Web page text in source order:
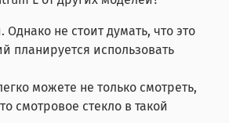
не стоит думать, что это
планируется использовать
можете не только смотреть,
смотровое стекло в такой